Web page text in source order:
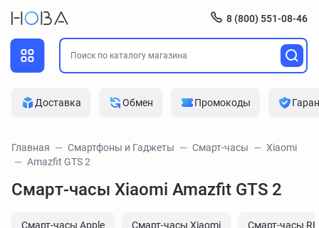
8 (800) 551-08-46
Доставка Обмен Промокоды
Главная Смартфоны и Гаджеты Смарт-часы
Xiaomi
Amazfit GTS 2
Смарт-часы Xiaomi Amazfit GTS 2
Смарт-часы Apple Смарт-часы Xiaomi Смарт-часы